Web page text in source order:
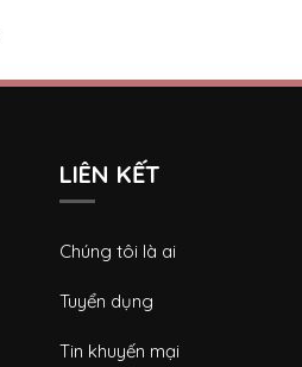
LIÊN KẾT
Chúng tôi là ai
Tuyển dụng
Tin khuyến mại